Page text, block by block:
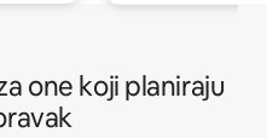
one koji planiraju